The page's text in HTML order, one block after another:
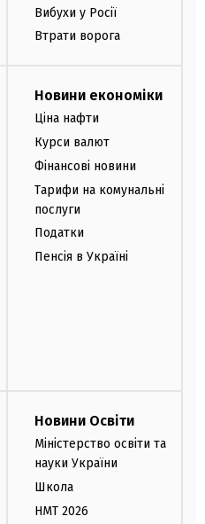
Вибухи у Росії
Втрати ворога
Новини економіки
Ціна нафти
Курси валют
Фінансові новини
Тарифи на комунальні
послуги
Податки
Пенсія в Україні
Новини Освіти
Міністерство освіти та
науки України
Школа
НМТ 2026